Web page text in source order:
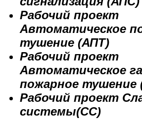
Рабочий проект
Автоматическое
тушение (АПТ)
Рабочий проект
Автоматическое
пожарное тушение
Рабочий проект
системы(СС)